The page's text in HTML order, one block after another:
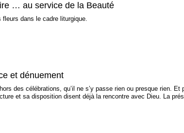
… au service de la Beauté
dans le cadre liturgique.
et dénuement
des célébrations, qu’il ne s’y passe rien ou presque rien. Et
et sa disposition disent déjà la rencontre avec Dieu. La